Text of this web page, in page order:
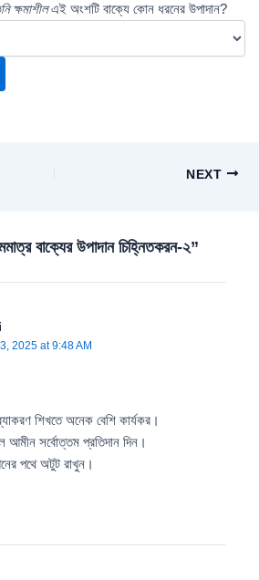
ক্ষমাশীলএই অংশটি বাক্যে কোন ধরনের উপাদান?
NEXT
বাক্যের উপাদান চিহ্নিতকরন-২”
2025 at 9:48 AM
শিখতে অনেক বেশি কার্যকর।
সর্বোত্তম প্রতিদান দিন।
পথে অটুট রাখুন।